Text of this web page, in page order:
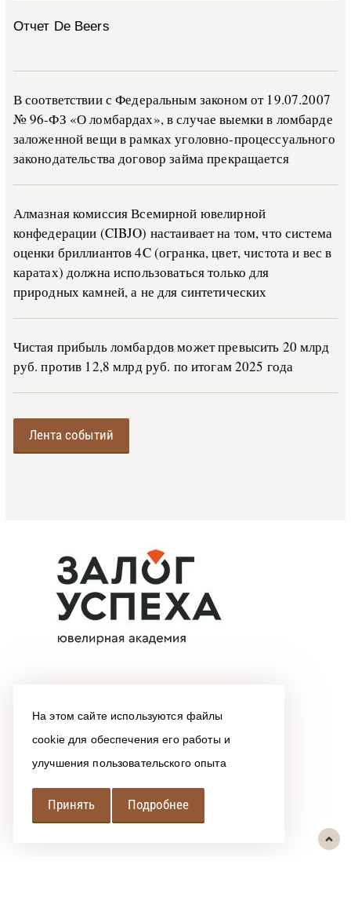
На этом сайте используются файлы
cookie для обеспечения его работы и
улучшения пользовательского опыта
Принять Подробнее
Отчет De Beers
В со­о­т­вет­ствии с Фе­де­раль­ным за­ко­ном от 19.07.2007
№ 96-ФЗ «О ло­м­бар­дах», в слу­чае вы­е­м­ки в ло­м­бар­де
за­ло­жен­ной ве­щи в ра­м­ках уго­ло­в­но-­про­цес­су­аль­но­го
за­ко­но­да­тель­ства до­го­вор зай­ма пре­кра­ща­ет­ся
Алмазная комиссия Всемирной ювелирной
конфедерации (CIBJO) настаивает на том, что система
оценки бриллиантов 4C (огранка, цвет, чистота и вес в
каратах) должна использоваться только для
природных камней, а не для синтетических
Чистая прибыль ломбардов может превысить 20 млрд
руб. против 12,8 млрд руб. по итогам 2025 года
Лента событий